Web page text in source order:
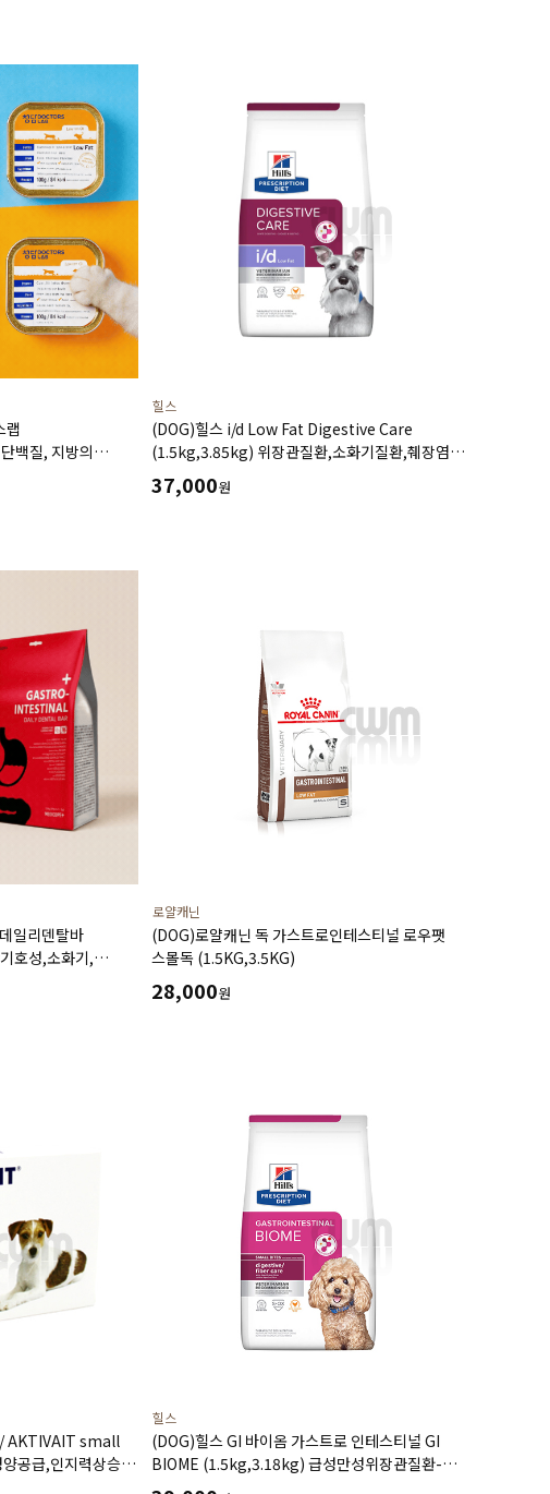
랩
백질, 지방의
질환,고지혈증,
힐스
(DOG)힐스 i/d Low Fat Digestive Care
(1.5kg,3.85kg) 위장관질환,소화기질환,췌장염-
처방식,처방사료
37,000원
일리덴탈바
호성,소화기,
움) 224g(14P)
로얄캐닌
(DOG)로얄캐닌 독 가스트로인테스티널 로우팻
스몰독 (1.5KG,3.5KG)
28,000원
/ AKTIVAIT small
공급,인지력상승
힐스
(DOG)힐스 GI 바이옴­ 가스트로 인테스티널 GI
BIOME (1.5kg,3.18kg) 급성만성위장관질환-
처방식,처방사료